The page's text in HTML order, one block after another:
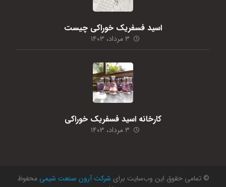
اسید فسفریک خوراکی چیست
۳ مرداد، ۱۴۰۳
کارخانه اسید فسفریک خوراکی
۳ مرداد، ۱۴۰۳
© تمامی حقوق این وب‌سایت برای شرکت آرون صنعت شیمی محفوظ